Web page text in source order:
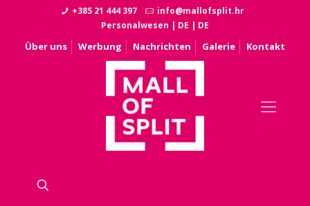
+385 21 444 397
info@mallofsplit.hr
Personalwesen | DE | DE
Über uns Werbung Nachrichten Galerie Kontakt